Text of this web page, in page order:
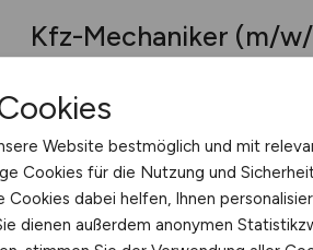
Kfz-Mechaniker (m/
Mit rund 3.200 Mitarbeitern (m/w/
(LBM) ein wichtiger Arbeitgeber in
Dienstleister für rund eine Million
rheinland-pfälzischen Straßen
Website bestmöglich und mit
Cookies für die Nutzung und
dabei helfen, Ihnen
dienen außerdem anonymen